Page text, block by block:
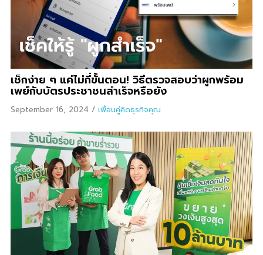
เช็กง่าย ๆ แค่ไม่กี่ขั้นตอน! วิธีตรวจสอบว่าผูกพร้อม
เพย์กับบัตรประชาชนสำเร็จหรือยัง
September 16, 2024 / เพื่อนคู่คิดธุรกิจคุณ